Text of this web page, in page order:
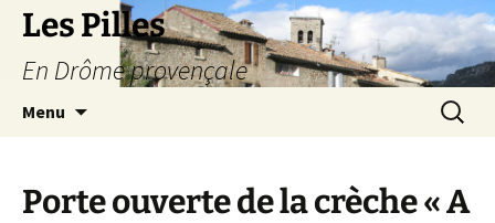
Les Pilles
En Drôme provençale
Menu
Porte ouverte de la crèche « A